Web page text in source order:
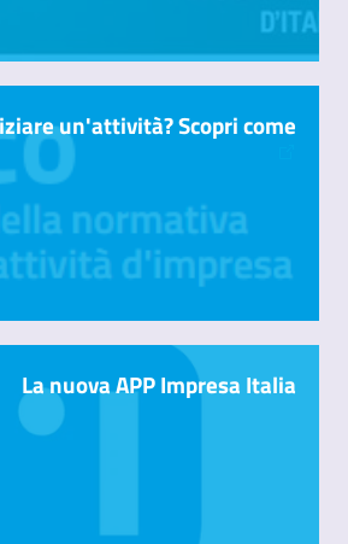
un'attività? Scopri come
La nuova APP Impresa Italia